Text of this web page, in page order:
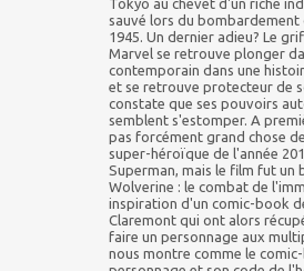
Tokyo au chevet d'un riche
sauvé lors du bombardement
1945. Un dernier adieu? Le
Marvel se retrouve plonger
contemporain dans une
et se retrouve protecteur de
constate que ses pouvoirs
semblent s'estomper. A
pas forcément grand chose
super-héroïque de l'année
Superman, mais le film fut un
Wolverine : le combat de
inspiration d'un comic-book
Claremont qui ont alors
faire un personnage aux
nous montre comme le